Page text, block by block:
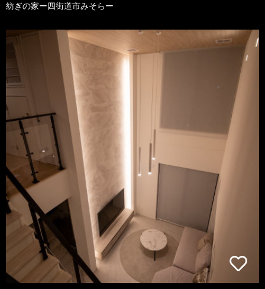
紡ぎの家ー四街道市みそらー